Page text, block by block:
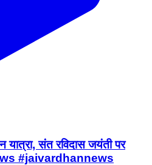
संत रविदास जयंती पर
#jaivardhannews